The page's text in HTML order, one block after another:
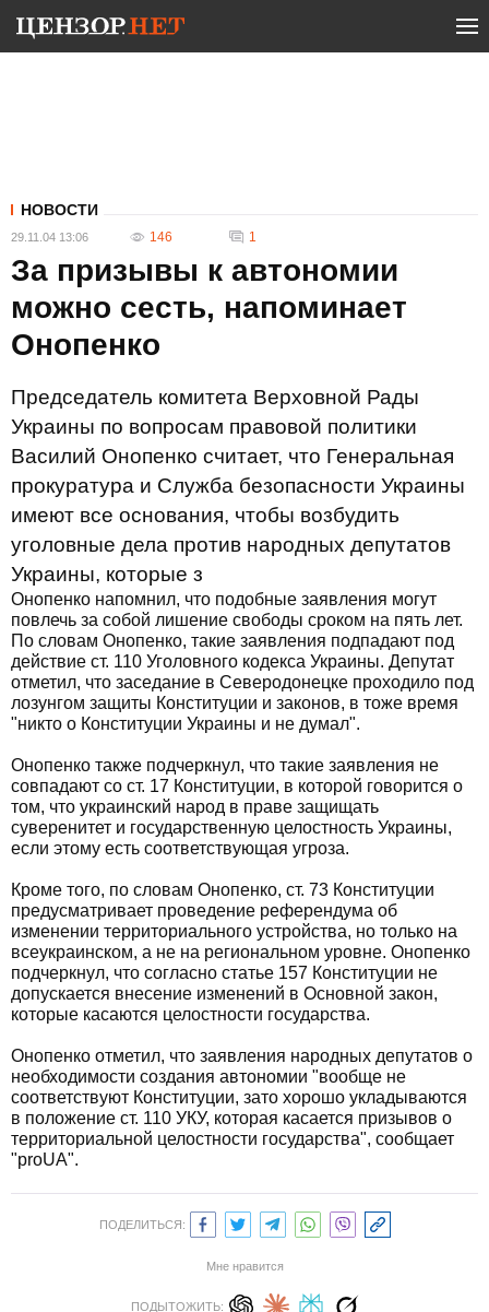
НОВОСТИ
29.11.04 13:06 146 1
За призывы к автономии
можно сесть, напоминает
Онопенко
Председатель комитета Верховной Рады
Украины по вопросам правовой политики
Василий Онопенко считает, что Генеральная
прокуратура и Служба безопасности Украины
имеют все основания, чтобы возбудить
уголовные дела против народных депутатов
Украины, которые з
Онопенко напомнил, что подобные заявления могут
повлечь за собой лишение свободы сроком на пять лет.
По словам Онопенко, такие заявления подпадают под
действие ст. 110 Уголовного кодекса Украины. Депутат
отметил, что заседание в Северодонецке проходило под
лозунгом защиты Конституции и законов, в тоже время
"никто о Конституции Украины и не думал".
Онопенко также подчеркнул, что такие заявления не
совпадают со ст. 17 Конституции, в которой говорится о
том, что украинский народ в праве защищать
суверенитет и государственную целостность Украины,
если этому есть соответствующая угроза.
Кроме того, по словам Онопенко, ст. 73 Конституции
предусматривает проведение референдума об
изменении территориального устройства, но только на
всеукраинском, а не на региональном уровне. Онопенко
подчеркнул, что согласно статье 157 Конституции не
допускается внесение изменений в Основной закон,
которые касаются целостности государства.
Онопенко отметил, что заявления народных депутатов о
необходимости создания автономии "вообще не
соответствуют Конституции, зато хорошо укладываются
в положение ст. 110 УКУ, которая касается призывов о
территориальной целостности государства", сообщает
"proUA".
ПОДЕЛИТЬСЯ:
Мне нравится
ПОДЫТОЖИТЬ: